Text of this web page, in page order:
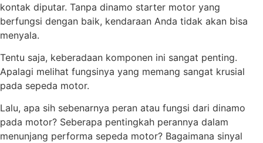
kontak diputar. Tanpa dinamo starter motor yang
berfungsi dengan baik, kendaraan Anda tidak akan bisa
menyala.
Tentu saja, keberadaan komponen ini sangat penting.
Apalagi melihat fungsinya yang memang sangat krusial
pada sepeda motor.
Lalu, apa sih sebenarnya peran atau fungsi dari dinamo
pada motor? Seberapa pentingkah perannya dalam
menunjang performa sepeda motor? Bagaimana sinyal